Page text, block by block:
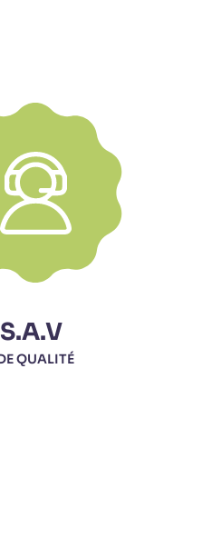
S.A.V
QUALITÉ